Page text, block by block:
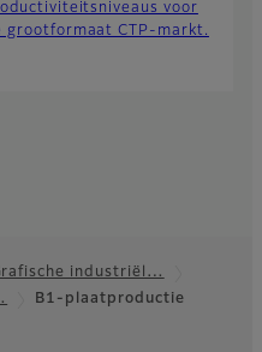
voor
grootformaat CTP-markt.
industriël…
B1-plaatproductie